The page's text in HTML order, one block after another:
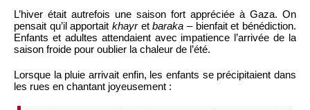
L’hiver était autrefois une saison fort appréciée à Gaza. On
pensait qu’il apportait khayretbaraka – bienfait et bénédiction.
Enfants et adultes attendaient avec impatience l’arrivée de la
saison froide pour oublier la chaleur de l’été.
Lorsque la pluie arrivait enfin, les enfants se précipitaient dans
les rues en chantant joyeusement :